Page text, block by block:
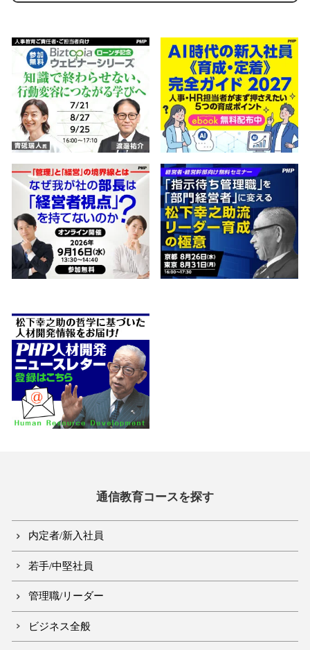
通信教育コースを探す
内定者/新入社員
若手/中堅社員
管理職/リーダー
ビジネス全般